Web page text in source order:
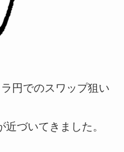
円でのスワップ狙い
づいてきました。